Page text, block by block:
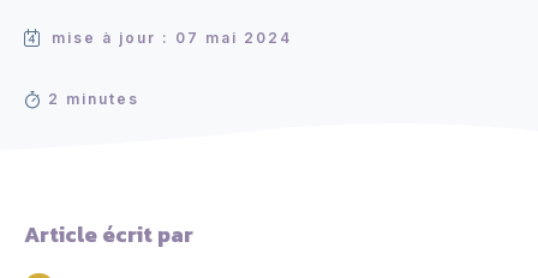
mise à jour : 07 mai 2024
2 minutes
Article écrit par